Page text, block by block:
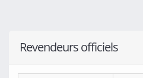
Revendeurs officiels